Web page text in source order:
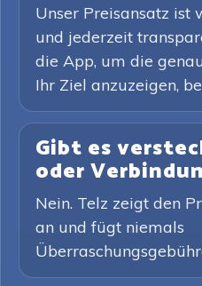
Unser Preisansatz
und jederzeit
die App, um die
Ihr Ziel anzuzeigen,
Gibt es
oder
Nein. Telz zeigt den
an und fügt niemals